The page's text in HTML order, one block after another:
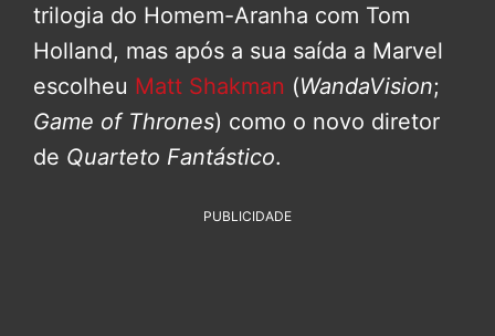
trilogia do Homem-Aranha com Tom
Holland, mas após a sua saída a Marvel
escolheu Matt Shakman (WandaVision;
Game of Thrones) como o novo diretor
de Quarteto Fantástico.
PUBLICIDADE